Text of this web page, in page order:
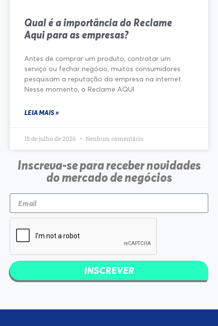
Qual é a importância do Reclame
Aqui para as empresas?
Antes de comprar um produto, contratar um
serviço ou fechar negócio, muitos consumidores
pesquisam a reputação da empresa na internet.
Nesse momento, o Reclame AQUI
LEIA MAIS »
15 de julho de 2026 Nenhum comentário
Inscreva-se para receber novidades
do mercado de negócios
INSCREVER